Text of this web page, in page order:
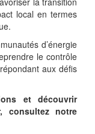
local en termes
d’énergie
le contrôle
aux défis
et découvrir
consultez notre